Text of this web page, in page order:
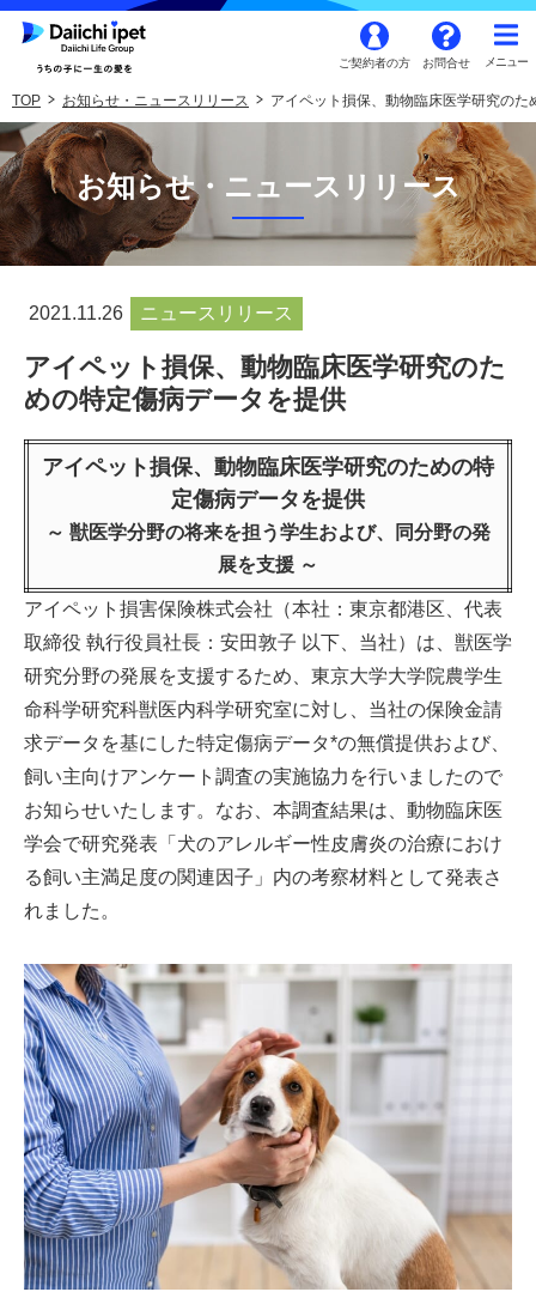
ご契約者の方 お問合せ
TOP お知らせ・ニュースリリース アイペット損保、動物臨床医学研究のた
お知らせ・ニュースリリース
2021.11.26 ニュースリリース
アイペット損保、動物臨床医学研究のた
めの特定傷病データを提供
アイペット損保、動物臨床医学研究のための特
定傷病データを提供
～ 獣医学分野の将来を担う学生および、同分野の発
展を支援 ～
アイペット損害保険株式会社（本社：東京都港区、代表
取締役 執行役員社長：安田敦子 以下、当社）は、獣医学
研究分野の発展を支援するため、東京大学大学院農学生
命科学研究科獣医内科学研究室に対し、当社の保険金請
求データを基にした特定傷病データ*の無償提供および、
飼い主向けアンケート調査の実施協力を行いましたので
お知らせいたします。なお、本調査結果は、動物臨床医
学会で研究発表「犬のアレルギー性皮膚炎の治療におけ
る飼い主満足度の関連因子」内の考察材料として発表さ
れました。